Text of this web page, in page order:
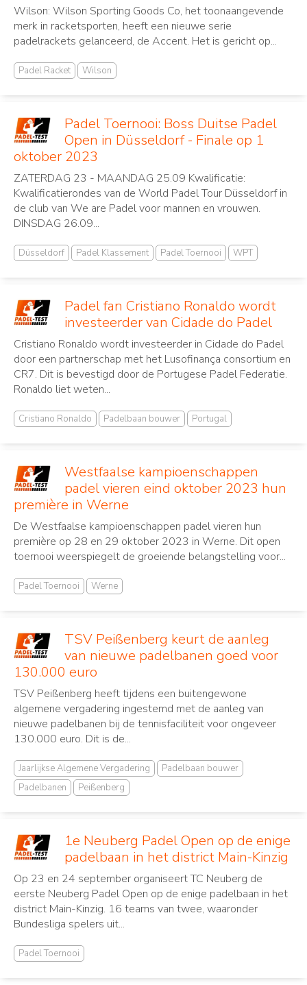
Wilson: Wilson Sporting Goods Co, het toonaangevende
merk in racketsporten, heeft een nieuwe serie
padelrackets gelanceerd, de Accent. Het is gericht op...
Padel Racket Wilson
Padel Toernooi: Boss Duitse Padel
Open in Düsseldorf - Finale op 1
oktober 2023
ZATERDAG 23 - MAANDAG 25.09 Kwalificatie:
Kwalificatierondes van de World Padel Tour Düsseldorf in
de club van We are Padel voor mannen en vrouwen.
DINSDAG 26.09...
Düsseldorf Padel Klassement Padel Toernooi WPT
Padel fan Cristiano Ronaldo wordt
investeerder van Cidade do Padel
Cristiano Ronaldo wordt investeerder in Cidade do Padel
door een partnerschap met het Lusofinança consortium en
CR7. Dit is bevestigd door de Portugese Padel Federatie.
Ronaldo liet weten...
Cristiano Ronaldo Padelbaan bouwer Portugal
Westfaalse kampioenschappen
padel vieren eind oktober 2023 hun
première in Werne
De Westfaalse kampioenschappen padel vieren hun
première op 28 en 29 oktober 2023 in Werne. Dit open
toernooi weerspiegelt de groeiende belangstelling voor...
Padel Toernooi Werne
TSV Peißenberg keurt de aanleg
van nieuwe padelbanen goed voor
130.000 euro
TSV Peißenberg heeft tijdens een buitengewone
algemene vergadering ingestemd met de aanleg van
nieuwe padelbanen bij de tennisfaciliteit voor ongeveer
130.000 euro. Dit is de...
Jaarlijkse Algemene Vergadering
Padelbaan bouwer
Padelbanen
Peißenberg
1e Neuberg Padel Open op de enige
padelbaan in het district Main-Kinzig
Op 23 en 24 september organiseert TC Neuberg de
eerste Neuberg Padel Open op de enige padelbaan in het
district Main-Kinzig. 16 teams van twee, waaronder
Bundesliga spelers uit...
Padel Toernooi